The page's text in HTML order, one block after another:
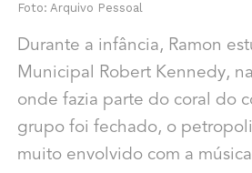
Foto: Arquivo Pessoal
Durante a infância, Ramon
Municipal Robert Kennedy,
onde fazia parte do coral do
grupo foi fechado, o
muito envolvido com a